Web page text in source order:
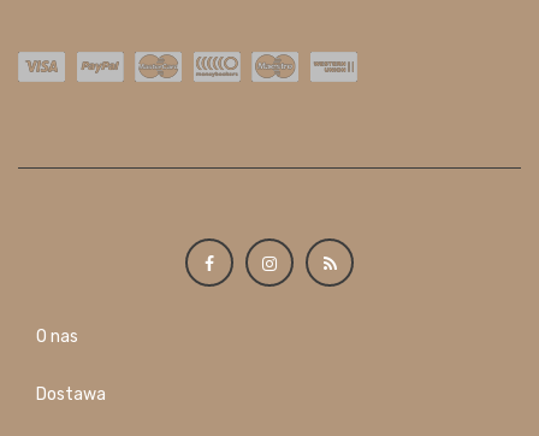
O nas
Dostawa